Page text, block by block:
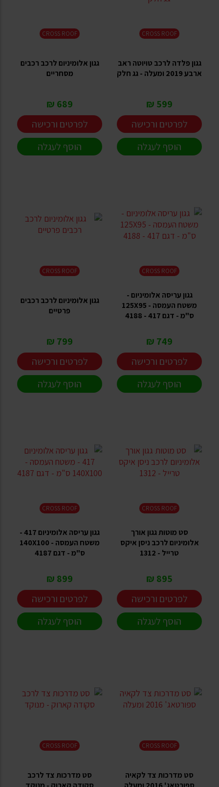
CROSS ROOF
גגון פלדה לרכב טויוטה ראב
ארבע 2019 ומעלה - גג חלק
599 ₪
לפרטים ורכישה
הוסף לעגלה
CROSS ROOF
גגון אלומיניום לרכב רכבים
מסחריים
689 ₪
לפרטים ורכישה
הוסף לעגלה
CROSS ROOF
גגון עריסה אלומיניום -
משטח העמסה - 125X95
ס"מ - דגם 417 - 4188
749 ₪
לפרטים ורכישה
הוסף לעגלה
CROSS ROOF
גגון אלומיניום לרכב רכבים
פרטיים
799 ₪
לפרטים ורכישה
הוסף לעגלה
CROSS ROOF
סט מוטות גגון אורך
אלומיניום לרכב ניסן איקס
טרייל - 1312
895 ₪
לפרטים ורכישה
הוסף לעגלה
CROSS ROOF
גגון עריסה אלומיניום 417 -
משטח העמסה - 140X100
ס"מ - דגם 4187
899 ₪
לפרטים ורכישה
הוסף לעגלה
CROSS ROOF
סט מדרכות צד לקאיה
CROSS ROOF
סט מדרכות צד לרכב